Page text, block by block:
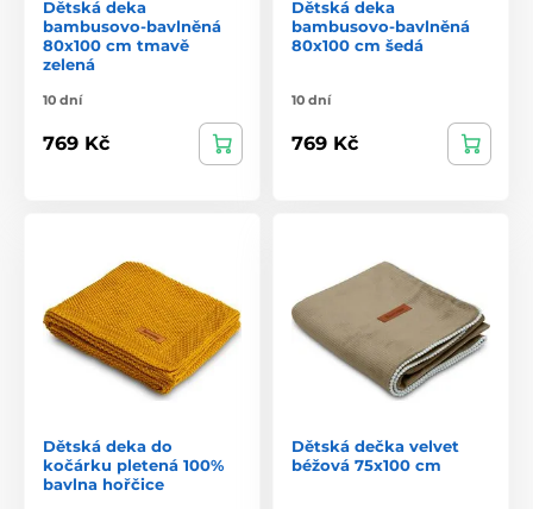
Dětská deka
bambusovo-bavlněná
80x100 cm tmavě
zelená
10 dní
769 Kč
Dětská deka
bambusovo-bavlněná
80x100 cm šedá
10 dní
769 Kč
Dětská deka do
kočárku pletená 100%
bavlna hořčice
Dětská dečka velvet
béžová 75x100 cm